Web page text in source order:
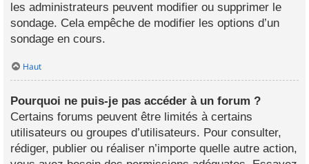
les administrateurs peuvent modifier ou supprimer le
sondage. Cela empêche de modifier les options d’un
sondage en cours.
Haut
Pourquoi ne puis-je pas accéder à un forum ?
Certains forums peuvent être limités à certains
utilisateurs ou groupes d’utilisateurs. Pour consulter,
rédiger, publier ou réaliser n’importe quelle autre action,